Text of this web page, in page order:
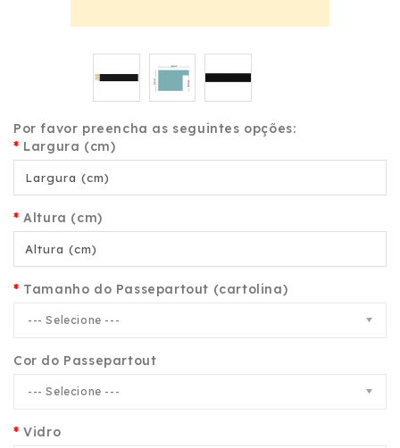
Por favor preencha as seguintes opções:
Largura (cm)
Altura (cm)
Tamanho do Passepartout (cartolina)
--- Selecione ---
Cor do Passepartout
--- Selecione ---
Vidro